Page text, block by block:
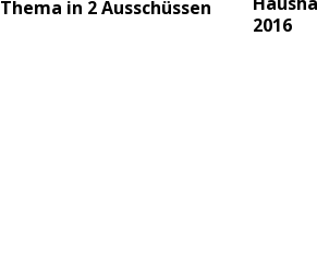
Thema in 2 Ausschüssen
2016